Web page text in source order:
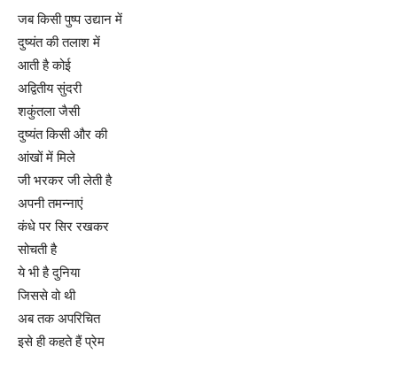
जब किसी पुष्प उद्यान में
दुष्यंत की तलाश में
आती है कोई
अद्वितीय सुंदरी
शकुंतला जैसी
दुष्यंत किसी और की
आंखों में मिले
जी भरकर जी लेती है
अपनी तमन्नाएं
कंधे पर सिर रखकर
सोचती है
ये भी है दुनिया
जिससे वो थी
अब तक अपरिचित
इसे ही कहते हैं प्रेम